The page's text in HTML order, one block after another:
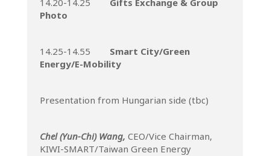
Photo
14.25-14.55 Smart City/Green
Energy/E-Mobility
Presentation from Hungarian side (tbc)
Chel (Yun-Chi) Wang, CEO/Vice Chairman,
KIWI-SMART/Taiwan Green Energy